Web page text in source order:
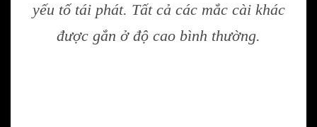
yếu tố tái phát. Tất cả các mắc cài khác
được gắn ở độ cao bình thường.